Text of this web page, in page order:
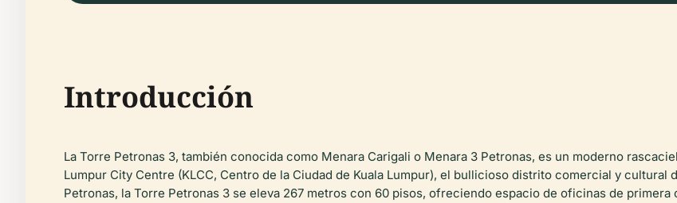
Introducción
La Torre Petronas 3, también conocida como Menara Carigali o Menara 3 Petronas, es un moderno
Lumpur City Centre (KLCC, Centro de la Ciudad de Kuala Lumpur), el bullicioso distrito comercial y cultural
Petronas, la Torre Petronas 3 se eleva 267 metros con 60 pisos, ofreciendo espacio de oficinas de